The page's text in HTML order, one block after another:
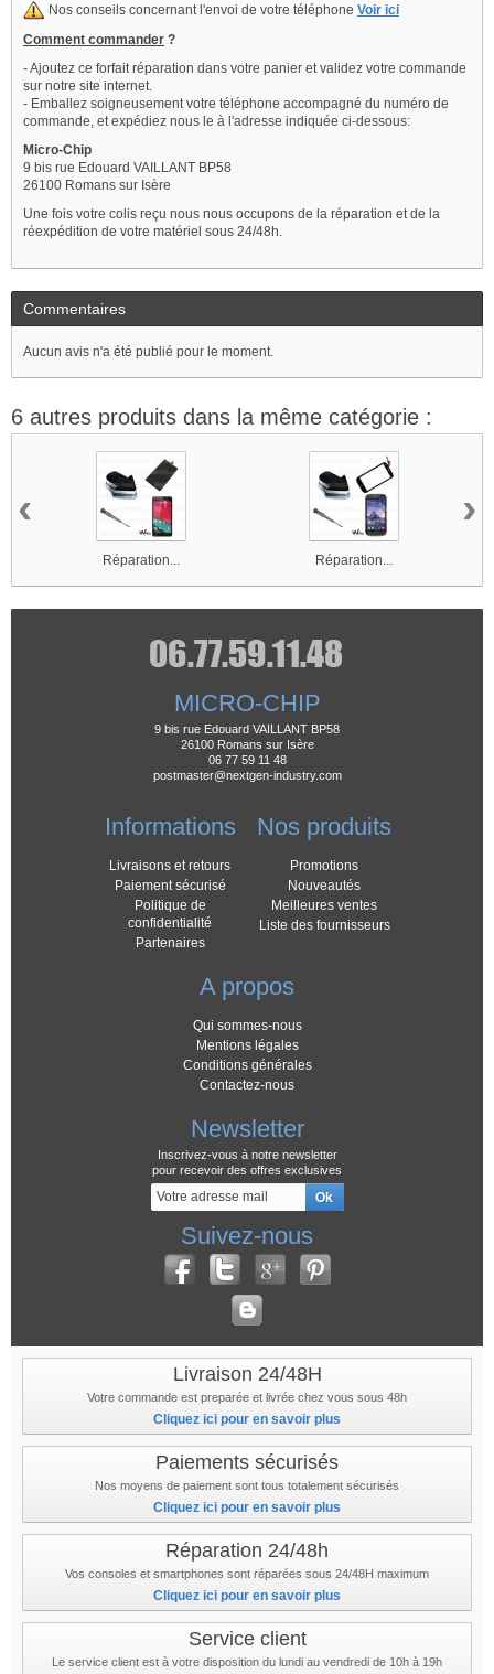
Nos conseils concernant l'envoi de votre téléphone Voir ici
Comment commander ?
- Ajoutez ce forfait réparation dans votre panier et validez votre commande
sur notre site internet.
- Emballez soigneusement votre téléphone accompagné du numéro de
commande, et expédiez nous le à l'adresse indiquée ci-dessous:
Micro-Chip
9 bis rue Edouard VAILLANT BP58
26100 Romans sur Isère
Une fois votre colis reçu nous nous occupons de la réparation et de la
réexpédition de votre matériel sous 24/48h.
Commentaires
Aucun avis n'a été publié pour le moment.
6 autres produits dans la même catégorie :
Réparation... Réparation...
‹ ›
MICRO-CHIP
9 bis rue Edouard VAILLANT BP58
26100 Romans sur Isère
06 77 59 11 48
postmaster@nextgen-industry.com
Informations
Livraisons et retours
Paiement sécurisé
Politique de
confidentialité
Partenaires
Nos produits
Promotions
Nouveautés
Meilleures ventes
Liste des fournisseurs
A propos
Qui sommes-nous
Mentions légales
Conditions générales
Contactez-nous
Newsletter
Inscrivez-vous à notre newsletter
pour recevoir des offres exclusives
Suivez-nous
Livraison 24/48H
Votre commande est preparée et livrée chez vous sous 48h
Cliquez ici pour en savoir plus
Paiements sécurisés
Nos moyens de paiement sont tous totalement sécurisés
Cliquez ici pour en savoir plus
Réparation 24/48h
Vos consoles et smartphones sont réparées sous 24/48H maximum
Cliquez ici pour en savoir plus
Service client
Le service client est à votre disposition du lundi au vendredi de 10h à 19h